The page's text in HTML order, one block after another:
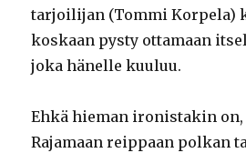
tarjoilijan (Tommi Korpela)
koskaan pysty ottamaan
joka hänelle kuuluu.
Ehkä hieman ironistakin
Rajamaan reippaan polkan